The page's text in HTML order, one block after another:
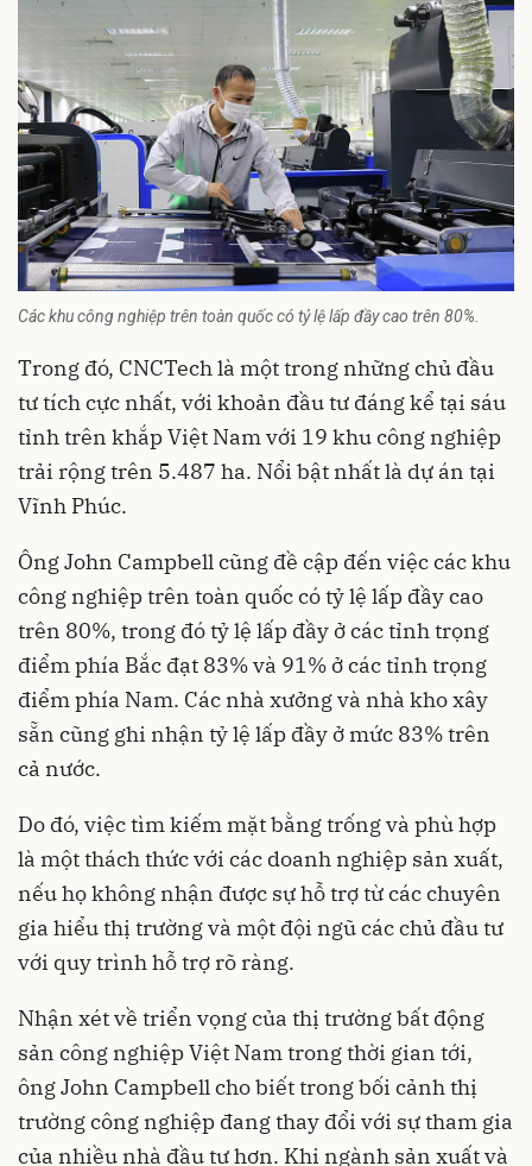
Các khu công nghiệp trên toàn quốc có tỷ lệ lấp đầy cao trên 80%.
Trong đó, CNCTech là một trong những chủ đầu
tư tích cực nhất, với khoản đầu tư đáng kể tại sáu
tỉnh trên khắp Việt Nam với 19 khu công nghiệp
trải rộng trên 5.487 ha. Nổi bật nhất là dự án tại
Vĩnh Phúc.
Ông John Campbell cũng đề cập đến việc các khu
công nghiệp trên toàn quốc có tỷ lệ lấp đầy cao
trên 80%, trong đó tỷ lệ lấp đầy ở các tỉnh trọng
điểm phía Bắc đạt 83% và 91% ở các tỉnh trọng
điểm phía Nam. Các nhà xưởng và nhà kho xây
sẵn cũng ghi nhận tỷ lệ lấp đầy ở mức 83% trên
cả nước.
Do đó, việc tìm kiếm mặt bằng trống và phù hợp
là một thách thức với các doanh nghiệp sản xuất,
nếu họ không nhận được sự hỗ trợ từ các chuyên
gia hiểu thị trường và một đội ngũ các chủ đầu tư
với quy trình hỗ trợ rõ ràng.
Nhận xét về triển vọng của thị trường bất động
sản công nghiệp Việt Nam trong thời gian tới,
ông John Campbell cho biết trong bối cảnh thị
trường công nghiệp đang thay đổi với sự tham gia
của nhiều nhà đầu tư hơn. Khi ngành sản xuất và